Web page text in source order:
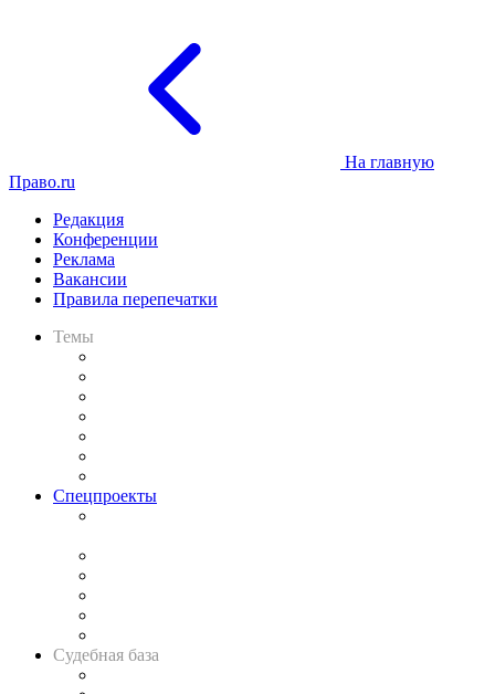
На главную
Право.ru
Редакция
Конференции
Реклама
Вакансии
Правила перепечатки
Темы
Спецпроекты
Судебная база